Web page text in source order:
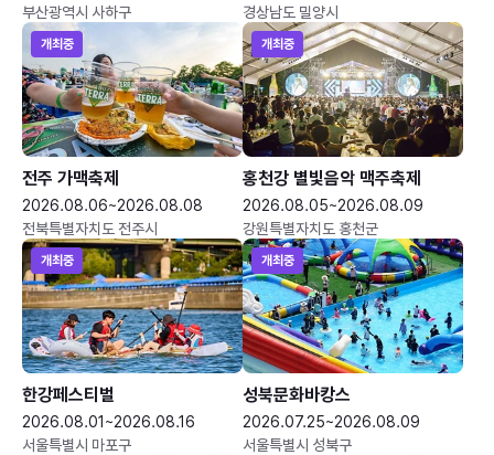
부산광역시 사하구
경상남도 밀양시
개최중
전주 가맥축제
2026.08.06~2026.08.08
전북특별자치도 전주시
개최중
홍천강 별빛음악 맥주축제
2026.08.05~2026.08.09
강원특별자치도 홍천군
개최중
한강페스티벌
2026.08.01~2026.08.16
서울특별시 마포구
개최중
성북문화바캉스
2026.07.25~2026.08.09
서울특별시 성북구